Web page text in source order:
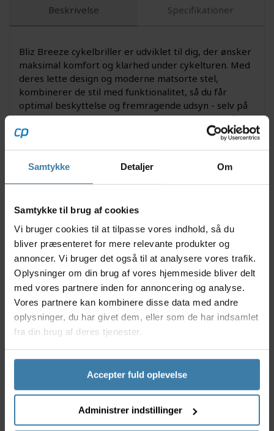
Samtykke Detaljer Om
Samtykke til brug af cookies
Vi bruger cookies til at tilpasse vores indhold, så du
bliver præsenteret for mere relevante produkter og
annoncer. Vi bruger det også til at analysere vores trafik.
Oplysninger om din brug af vores hjemmeside bliver delt
med vores partnere inden for annoncering og analyse.
Vores partnere kan kombinere disse data med andre
oplysninger, du har givet dem, eller som de har indsamlet
fra din brug af deres tjenester.
Accepter fuld oplevelse
Administrer indstillinger
Beskrivelse Specifikationer
Bliz Breeze cykelbriller er udviklet til dig, der ønsker
maksimal komfort og klarhed under cykelturen. Med
deres lette design og moderne matsorte stel,
kombinerer de stil med funktionalitet, så du får
optimal beskyttelse og fremragende udsyn - selv på
lange og krævende ture. Glassene med smoke-effekt
reducerer genskin og beskytter dine øjne effektivt
Nyttige facts
genskin
Let, robust stel giver en sikker og behagelig
pasform
Justerbare næsepuder og stænger for personlig
komfort
Designet til høj ydeevne undervejs på både
landevej og mountainbike
Velegnet til brug året rundt under forskellige
lysforhold
Anvendelse
Bliz Breeze cykelbriller er skabt til både motions- og
elitecyklister, der prioriterer øjenbeskyttelse og et
skarpt syn. De er ideelle til både landevejscykling,
mountainbike og andre udendørs aktiviteter, hvor
komforten. Det justerbare design gør dem velegnede
til de fleste ansigtsformer, hvilket sikrer en personlig